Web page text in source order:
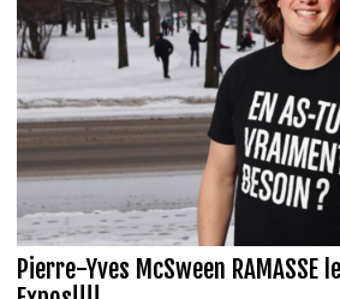
Pierre-Yves McSween RAMASSE